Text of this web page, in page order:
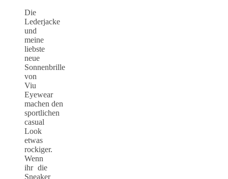
Die
Lederjacke
und
meine
liebste
neue
Sonnenbrille
von
Viu
Eyewear
machen den
sportlichen
casual
Look
etwas
rockiger.
Wenn
ihr die
Sneaker